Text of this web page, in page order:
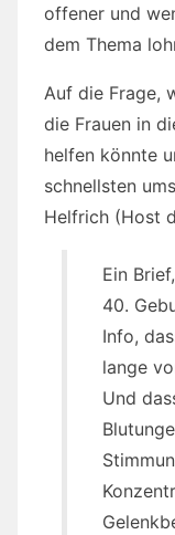
offener und
dem Thema
Auf die Frage,
die Frauen in
helfen könnte
schnellsten
Helfrich (Host
Ein
40.
Info,
lange
Und